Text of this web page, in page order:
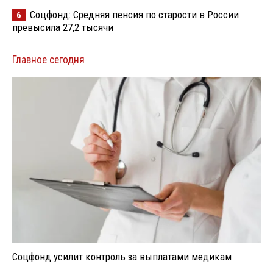
6
Соцфонд: Средняя пенсия по старости в России
превысила 27,2 тысячи
Главное сегодня
Соцфонд усилит контроль за выплатами медикам